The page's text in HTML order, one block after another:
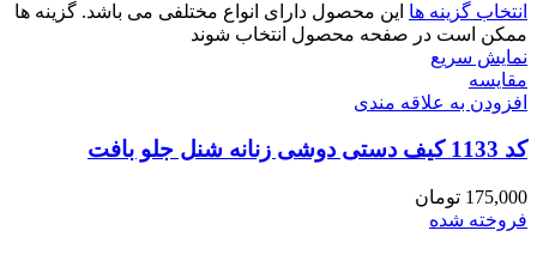
انتخاب گزینه ها این محصول دارای انواع مختلفی می باشد. گزینه ها
ممکن است در صفحه محصول انتخاب شوند
نمایش سریع
مقايسه
افزودن به علاقه مندی
کد 1133 کیف دستی دوشی زنانه شنل جلو بافت
175,000 تومان
فروخته شده